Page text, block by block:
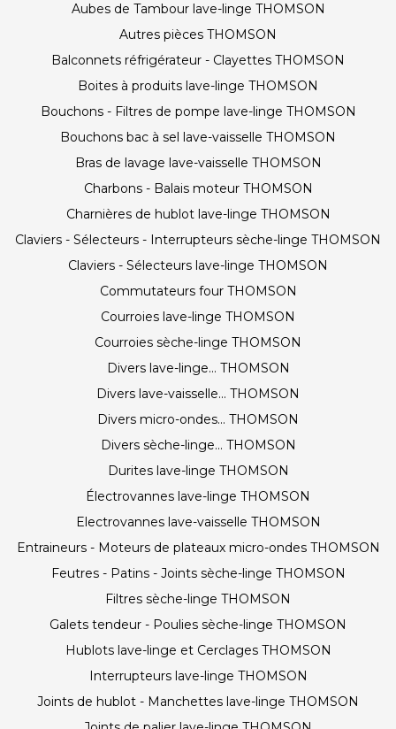
Aubes de Tambour lave-linge THOMSON
Autres pièces THOMSON
Balconnets réfrigérateur - Clayettes THOMSON
Boites à produits lave-linge THOMSON
Bouchons - Filtres de pompe lave-linge THOMSON
Bouchons bac à sel lave-vaisselle THOMSON
Bras de lavage lave-vaisselle THOMSON
Charbons - Balais moteur THOMSON
Charnières de hublot lave-linge THOMSON
Claviers - Sélecteurs - Interrupteurs sèche-linge THOMSON
Claviers - Sélecteurs lave-linge THOMSON
Commutateurs four THOMSON
Courroies lave-linge THOMSON
Courroies sèche-linge THOMSON
Divers lave-linge... THOMSON
Divers lave-vaisselle... THOMSON
Divers micro-ondes... THOMSON
Divers sèche-linge... THOMSON
Durites lave-linge THOMSON
Électrovannes lave-linge THOMSON
Electrovannes lave-vaisselle THOMSON
Entraineurs - Moteurs de plateaux micro-ondes THOMSON
Feutres - Patins - Joints sèche-linge THOMSON
Filtres sèche-linge THOMSON
Galets tendeur - Poulies sèche-linge THOMSON
Hublots lave-linge et Cerclages THOMSON
Interrupteurs lave-linge THOMSON
Joints de hublot - Manchettes lave-linge THOMSON